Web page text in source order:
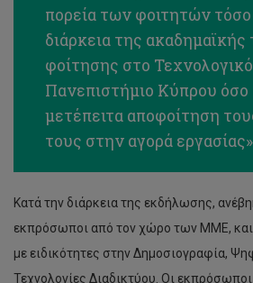
πορεία των φοιτητών
διάρκεια της ακαδημαϊκής
φοίτησης στο Τεχνολογικό
Πανεπιστήμιο Κύπρου όσο
μετέπειτα αποφοίτηση
τους στην αγορά
Κατά την διάρκεια της εκδήλωσης,
εκπρόσωποι από τον χώρο των ΜΜΕ, και
με ειδικότητες στην Δημοσιογραφία,
Τεχνολογίες Διαδικτύου. Οι